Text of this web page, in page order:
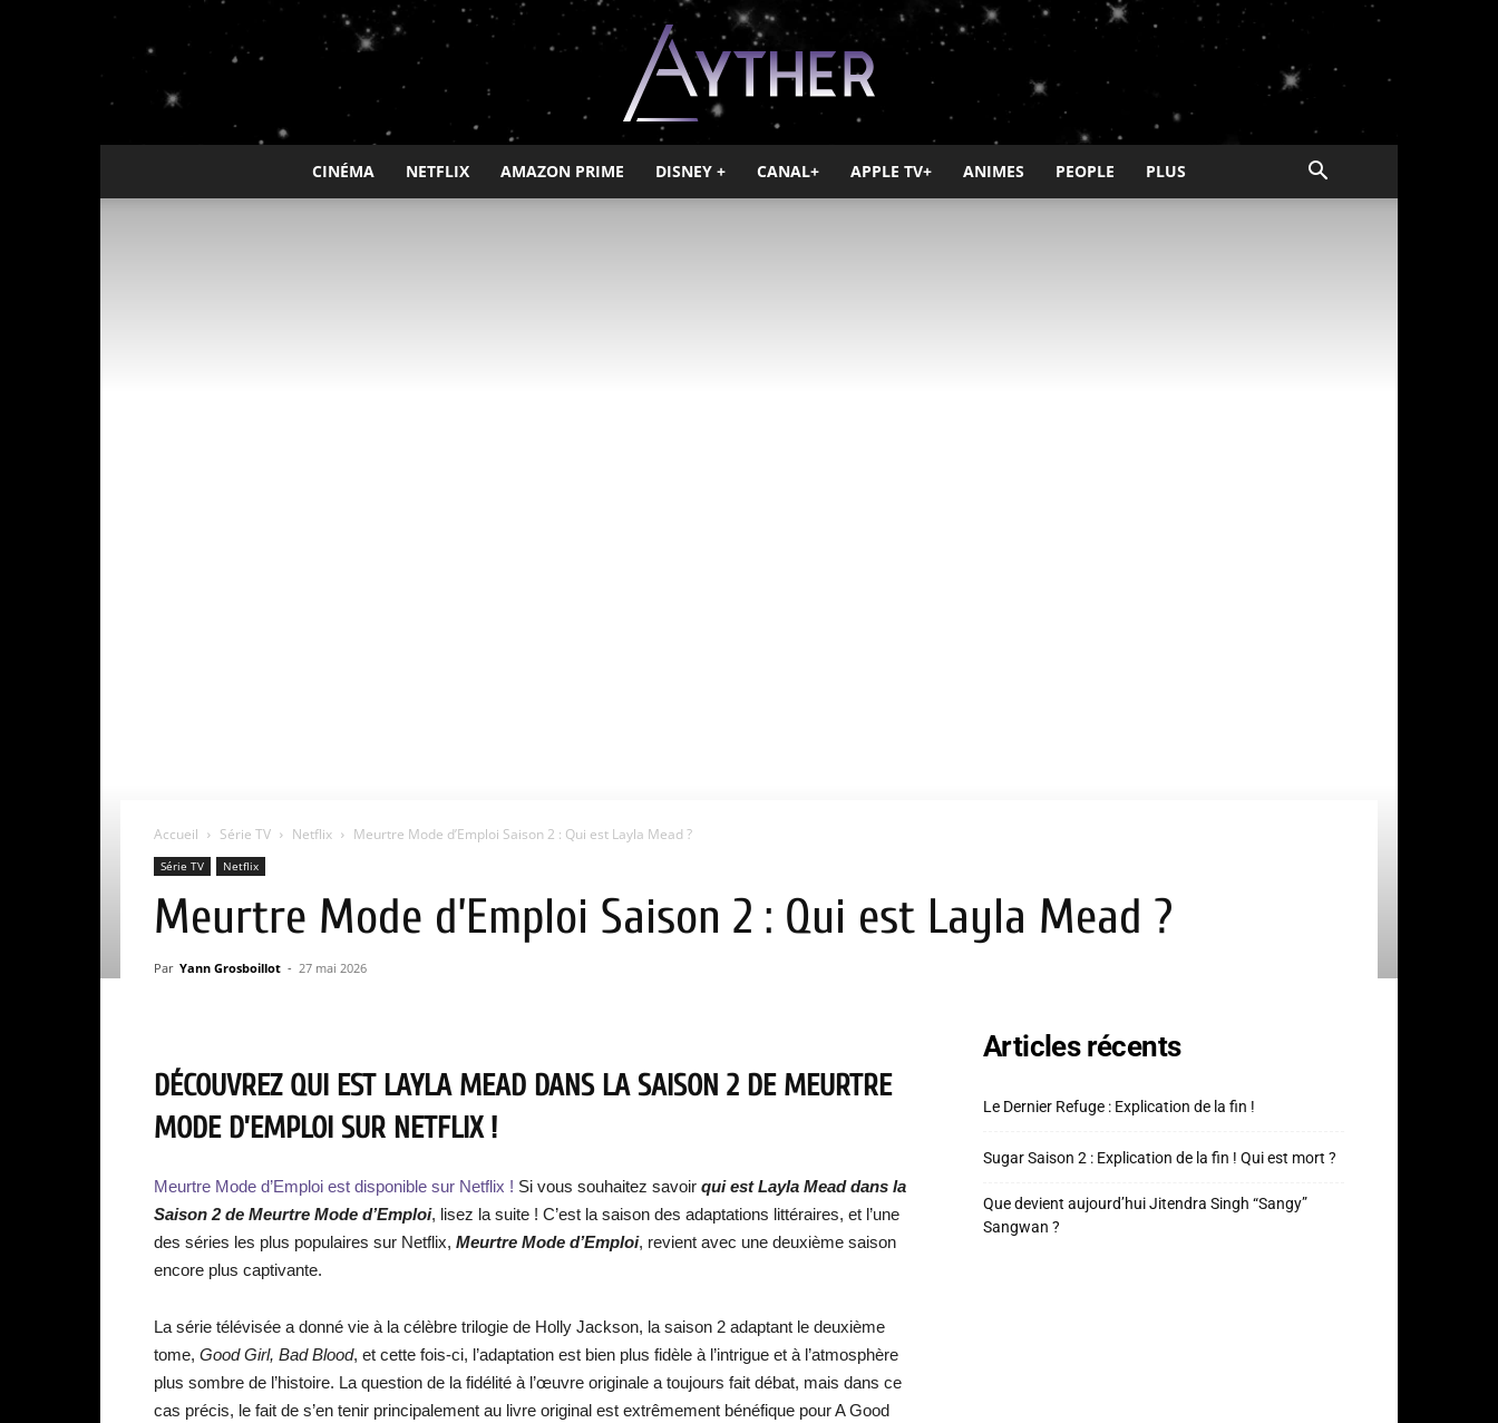
Ayther
CINÉMA NETFLIX AMAZON PRIME DISNEY + CANAL+ APPLE TV+ ANIMES PEOPLE PLUS
Accueil Série TV Netflix Meurtre Mode d’Emploi Saison 2 : Qui est Layla Mead ?
Série TV Netflix
Meurtre Mode d’Emploi Saison 2 : Qui est Layla Mead ?
Par Yann Grosboillot - 27 mai 2026
DÉCOUVREZ QUI EST LAYLA MEAD DANS LA SAISON 2 DE MEURTRE
MODE D’EMPLOI SUR NETFLIX !
Meurtre Mode d’Emploi est disponible sur Netflix ! Si vous souhaitez savoir qui est Layla Mead dans la
Saison 2 de Meurtre Mode d’Emploi, lisez la suite ! C’est la saison des adaptations littéraires, et l’une
des séries les plus populaires sur Netflix, Meurtre Mode d’Emploi, revient avec une deuxième saison
encore plus captivante.
La série télévisée a donné vie à la célèbre trilogie de Holly Jackson, la saison 2 adaptant le deuxième
tome, Good Girl, Bad Blood, et cette fois-ci, l’adaptation est bien plus fidèle à l’intrigue et à l’atmosphère
plus sombre de l’histoire. La question de la fidélité à l’œuvre originale a toujours fait débat, mais dans ce
cas précis, le fait de s’en tenir principalement au livre original est extrêmement bénéfique pour A Good
Articles récents
Le Dernier Refuge : Explication de la fin !
Sugar Saison 2 : Explication de la fin ! Qui est mort ?
Que devient aujourd’hui Jitendra Singh “Sangy”
Sangwan ?